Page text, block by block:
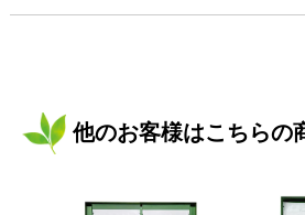
他のお客様はこちらの